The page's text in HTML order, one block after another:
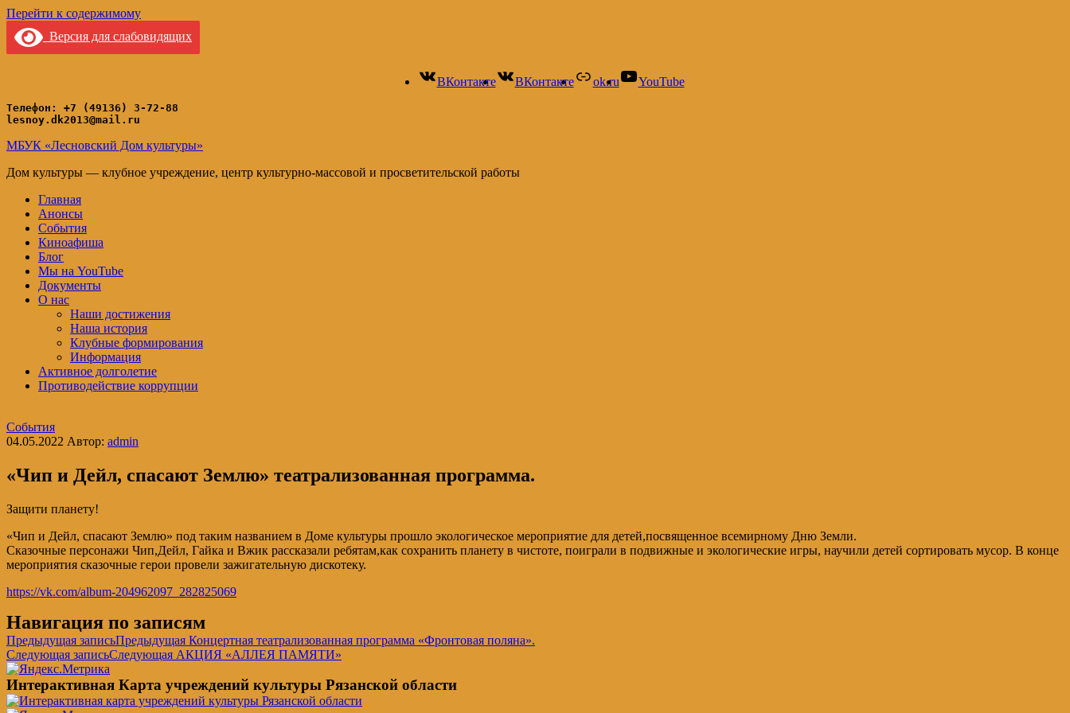
Перейти к содержимому
Версия для слабовидящих
ВКонтакте ВКонтакте ok.ru YouTube
Телефон: +7 (49136) 3-72-88
lesnoy.dk2013@mail.ru
МБУК «Лесновский Дом культуры»
Дом культуры — клубное учреждение, центр культурно-массовой и просветительской работы
Главная
Анонсы
События
Киноафиша
Блог
Мы на YouTube
Документы
О нас
Наши достижения
Наша история
Клубные формирования
Информация
Активное долголетие
Противодействие коррупции
События
04.05.2022 Автор: admin
«Чип и Дейл, спасают Землю» театрализованная программа.
Защити планету!
«Чип и Дейл, спасают Землю» под таким названием в Доме культуры прошло экологическое мероприятие для детей,посвященное всемирному Дню Земли.
Сказочные персонажи Чип,Дейл, Гайка и Вжик рассказали ребятам,как сохранить планету в чистоте, поиграли в подвижные и экологические игры, научили детей сортировать мусор. В конце
мероприятия сказочные герои провели зажигательную дискотеку.
https://vk.com/album-204962097_282825069
Навигация по записям
Предыдущая записьПредыдущая Концертная театрализованная программа «Фронтовая поляна».
Следующая записьСледующая АКЦИЯ «АЛЛЕЯ ПАМЯТИ»
Интерактивная Карта учреждений культуры Рязанской области